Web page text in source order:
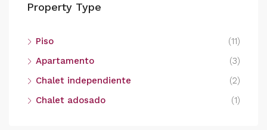
Property Type
Piso
(11)
Apartamento
(3)
Chalet independiente
(2)
Chalet adosado
(1)